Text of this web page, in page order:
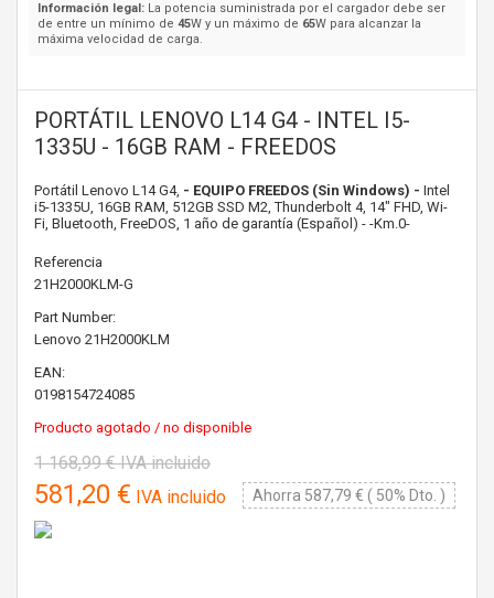
Información legal: La potencia suministrada por el cargador debe ser
de entre un mínimo de 45W y un máximo de 65W para alcanzar la
máxima velocidad de carga.
PORTÁTIL LENOVO L14 G4 - INTEL I5-
1335U - 16GB RAM - FREEDOS
Portátil Lenovo L14 G4, - EQUIPO FREEDOS (Sin Windows) - Intel
i5-1335U, 16GB RAM, 512GB SSD M2, Thunderbolt 4, 14" FHD, Wi-
Fi, Bluetooth, FreeDOS, 1 año de garantía (Español) - -Km.0-
Referencia
21H2000KLM-G
Part Number:
Lenovo 21H2000KLM
EAN:
0198154724085
Producto agotado / no disponible
1 168,99 €IVA incluido
581,20 € IVA incluido Ahorra 587,79 € ( 50% Dto. )